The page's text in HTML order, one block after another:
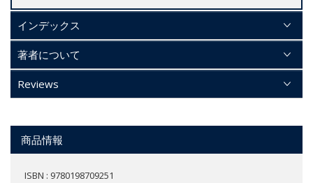
インデックス
著者について
Reviews
商品情報
ISBN : 9780198709251